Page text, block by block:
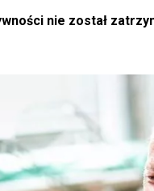
nie został